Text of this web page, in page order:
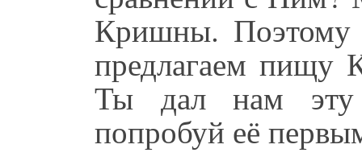
Кришны.
предлагаем пищу
Ты дал нам
попробуй её